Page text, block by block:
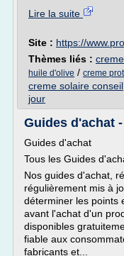
Lire la suite
Site : https://
Thèmes liés :
huile d'olive / creme
creme solaire conseil
jour
Guides d'achat
Guides d'achat
Tous les Guides
Nos guides d'achat,
régulièrement mis à
déterminer les points
avant l'achat d'un
disponibles
fiable aux
fabricants et...